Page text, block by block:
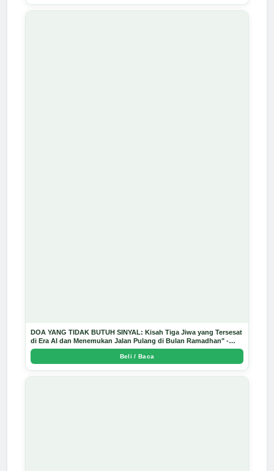
DOA YANG TIDAK BUTUH SINYAL: Kisah Tiga Jiwa yang Tersesat
di Era AI dan Menemukan Jalan Pulang di Bulan Ramadhan" -
Arda Dinata
Beli / Baca